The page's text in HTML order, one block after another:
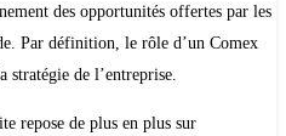
des opportunités offertes par les
Par définition, le rôle d’un Comex
de l’entreprise.
repose de plus en plus sur